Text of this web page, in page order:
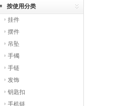
按使用分类
挂件
摆件
吊坠
手镯
手链
发饰
钥匙扣
手机链